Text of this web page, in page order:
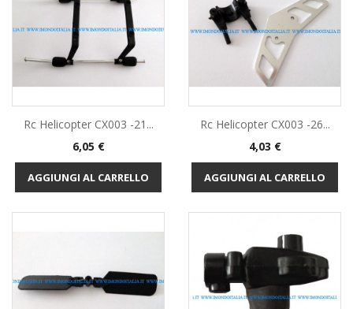
Rc Helicopter CX003 -21...
Prezzo
6,05 €
AGGIUNGI AL CARRELLO
Rc Helicopter CX003 -26...
Prezzo
4,03 €
AGGIUNGI AL CARRELLO